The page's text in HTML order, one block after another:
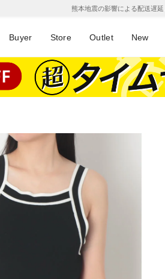
熊本地震の影響による配送遅延
Buyer Store Outlet New